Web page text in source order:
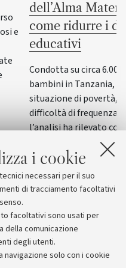
i cookie
necessari per il suo
di tracciamento facoltativi
facoltativi sono usati per
della comunicazione
degli utenti.
navigazione solo con i cookie
e
dell’Alma Mater
come ridurre i
educativi
Condotta su circa
bambini in Tanzania, di
situazione di povertà,
difficoltà di frequenza
l’analisi ha rilevato
mirati di recupero
e condizioni favorevoli
le disuguaglianze
e nel percorso